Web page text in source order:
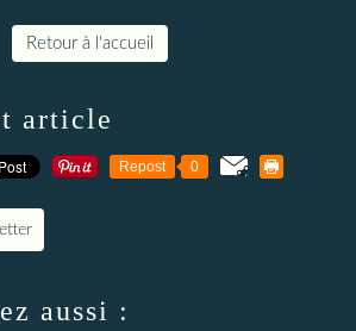
Retour à l'accueil
article
Repost 0
aussi :